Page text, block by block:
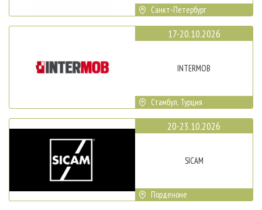
Санкт-Петербург
17-20.10.2026
INTERMOB
Стамбул, Турция
20-23.10.2026
SICAM
Порденоне